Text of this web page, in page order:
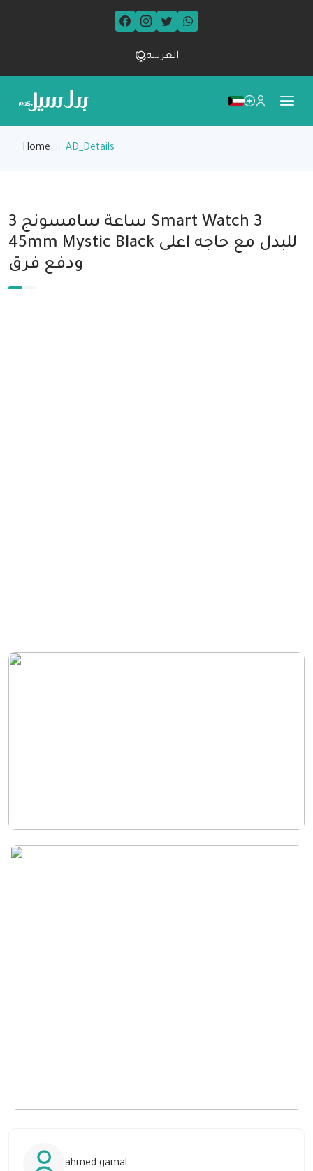
العربيه
Home AD_Details
ساعة سامسونج 3 Smart Watch 3
45mm Mystic Black للبدل مع حاجه اعلى
ودفع فرق
ahmed gamal